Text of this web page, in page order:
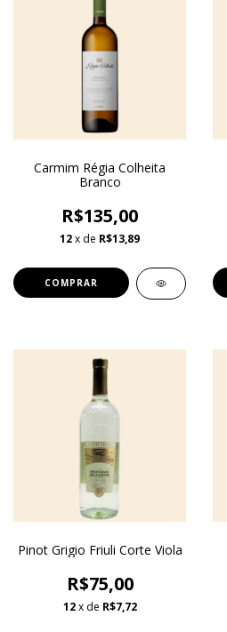
Carmim Régia Colheita
Branco
R$135,00
12x de R$13,89
Pinot Grigio Friuli Corte Viola
R$75,00
12 x de R$7,72